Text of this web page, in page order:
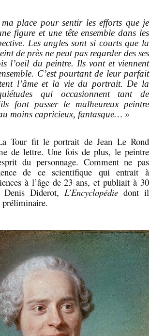
place pour sentir les efforts que je
figure et une tête ensemble dans les
Les angles sont si courts que la
de près ne peut pas regarder des ses
l’oeil du peintre. Ils vont et viennent
C’est pourtant de leur parfait
l’âme et la vie du portrait. De la
qui occasionnent tant de
font passer le malheureux peintre
moins capricieux, fantasque… »
fit le portrait de Jean Le Rond
de lettre. Une fois de plus, le peintre
du personnage. Comment ne pas
de ce scientifique qui entrait à
à l’âge de 23 ans, et publiait à 30
Denis Diderot, L’Encyclopédie dont il
préliminaire.